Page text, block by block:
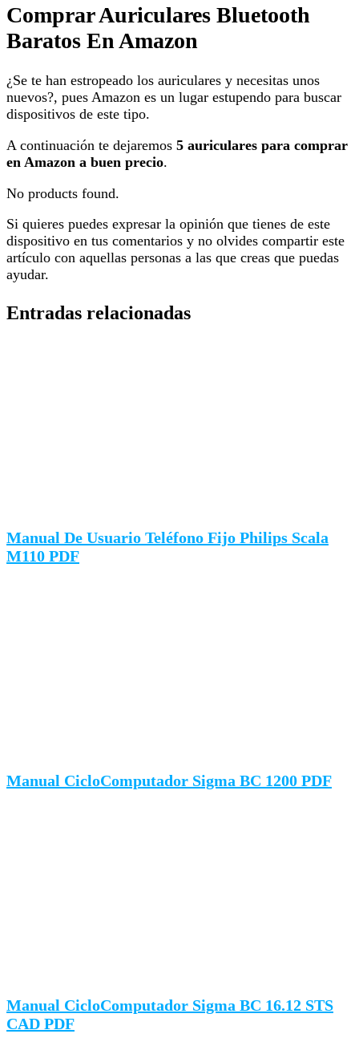
Comprar Auriculares Bluetooth
Baratos En Amazon
¿Se te han estropeado los auriculares y necesitas unos
nuevos?, pues Amazon es un lugar estupendo para buscar
dispositivos de este tipo.
A continuación te dejaremos 5 auriculares para comprar
en Amazon a buen precio.
No products found.
Si quieres puedes expresar la opinión que tienes de este
dispositivo en tus comentarios y no olvides compartir este
artículo con aquellas personas a las que creas que puedas
ayudar.
Entradas relacionadas
Manual De Usuario Teléfono Fijo Philips Scala
M110 PDF
Manual CicloComputador Sigma BC 1200 PDF
Manual CicloComputador Sigma BC 16.12 STS
CAD PDF